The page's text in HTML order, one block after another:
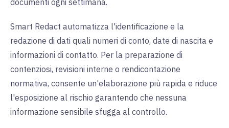
documenti ogni settimana.
Smart Redact automatizza l'identificazione e la
redazione di dati quali numeri di conto, date di nascita e
informazioni di contatto. Per la preparazione di
contenziosi, revisioni interne o rendicontazione
normativa, consente un'elaborazione più rapida e riduce
l'esposizione al rischio garantendo che nessuna
informazione sensibile sfugga al controllo.